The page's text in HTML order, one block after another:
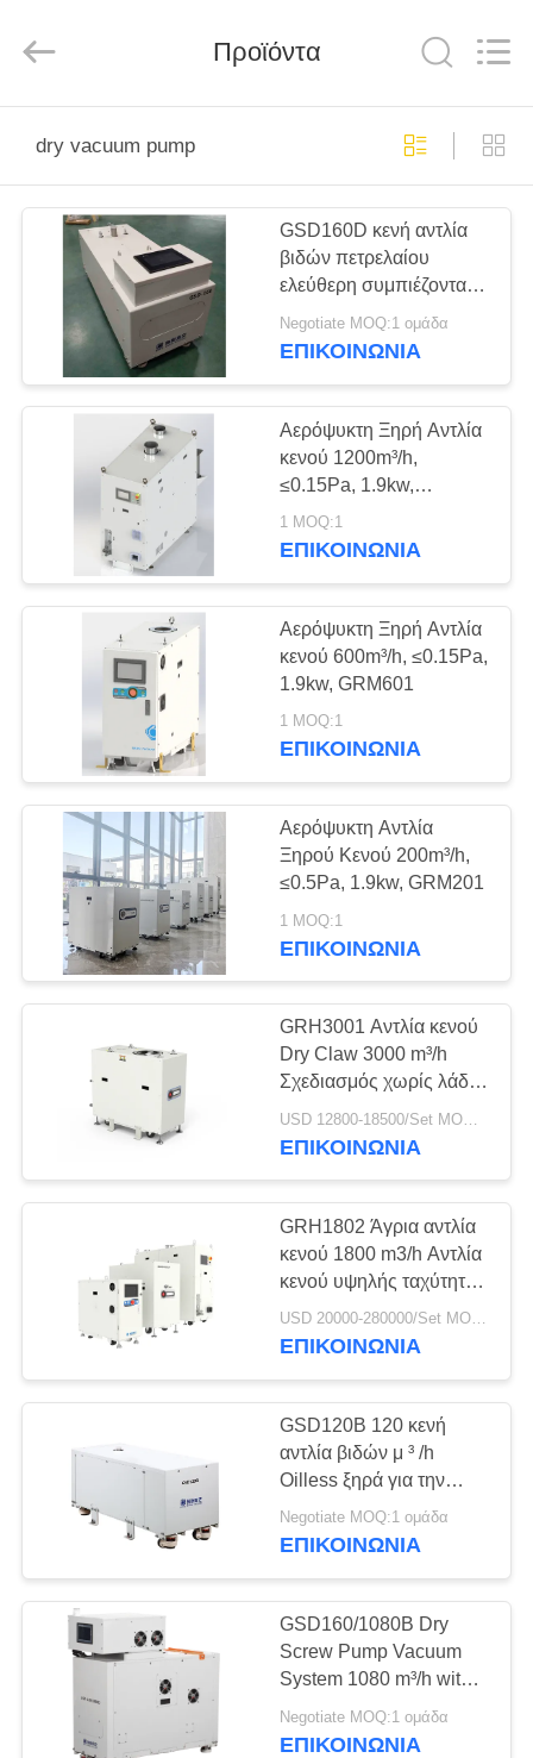
ΠΡΟΪΌΝΤΑ
ΣΧΕΤΙΚΆ
ΕΜΆΣ
ΕΠΙΣΚΕΨΉ
ΕΡΓΟΣΤΑΣΊΟΥ
ΈΛΕΓΧΟΣ
ΠΟΙΌΤΗΤΑΣ
ΕΠΙΚΟΙΝΩΝΉΣΤΕ
ΖΗΤΉΣΤΕ
ΜΙΑ
ΠΡΟΣΦΟΡΆ
BAOSI
COMPRESSOR
SITEMAP
ΠΟΛΙΤΙΚΉ
ΑΠΟΡΡΉΤΟΥ
Equipment
Προϊόντα
dry vacuum pump
GSD160D κενή αντλία
βιδών πετρελαίου
ελεύθερη συμπιέζοντας
ξηρά, βιομηχανία που
ντύνει 160 μ ³ /h
Negotiate MOQ:1 ομάδα
ΕΠΙΚΟΙΝΩΝΊΑ
Αερόψυκτη Ξηρή Αντλία
κενού 1200m³/h,
≤0.15Pa, 1.9kw,
GRM1201
1 MOQ:1
ΕΠΙΚΟΙΝΩΝΊΑ
Αερόψυκτη Ξηρή Αντλία
κενού 600m³/h, ≤0.15Pa,
1.9kw, GRM601
1 MOQ:1
ΕΠΙΚΟΙΝΩΝΊΑ
Αερόψυκτη Αντλία
Ξηρού Κενού 200m³/h,
≤0.5Pa, 1.9kw, GRM201
1 MOQ:1
ΕΠΙΚΟΙΝΩΝΊΑ
GRH3001 Αντλία κενού
Dry Claw 3000 m³/h
Σχεδιασμός χωρίς λάδι
για διεργασία
ημιαγωγών
USD 12800-18500/Set MOQ:1 Σετ
ΕΠΙΚΟΙΝΩΝΊΑ
GRH1802 Άγρια αντλία
κενού 1800 m3/h Αντλία
κενού υψηλής ταχύτητας
χωρίς πετρέλαιο για την
κατασκευή ημιαγωγών
USD 20000-280000/Set MOQ:1 Σετ
ΕΠΙΚΟΙΝΩΝΊΑ
GSD120B 120 κενή
αντλία βιδών μ ³ /h
Oilless ξηρά για την
ιονική ξήρανση
μπαταριών λίθιου
Negotiate MOQ:1 ομάδα
ΕΠΙΚΟΙΝΩΝΊΑ
GSD160/1080B Dry
Screw Pump Vacuum
System 1080 m³/h with
Backing Pump GSD160
Negotiate MOQ:1 ομάδα
ΕΠΙΚΟΙΝΩΝΊΑ